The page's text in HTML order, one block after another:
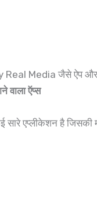
Media जैसे ऐप और
वाला ऍप्स
सारे एप्लीकेशन है